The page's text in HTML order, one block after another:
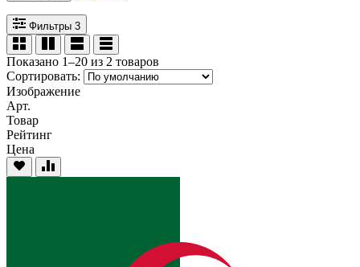
Фильтры 3
Показано 1–20 из 2 товаров
Сортировать:
Изображение
Арт.
Товар
Рейтинг
Цена